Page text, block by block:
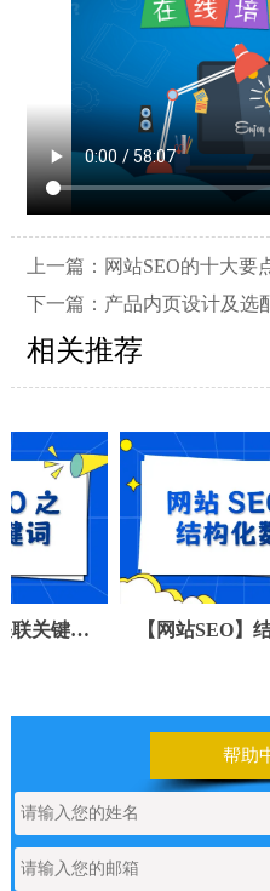
上一篇： 网站SEO的十大要
下一篇： 产品内页设计及选
相关推荐
词 【网站SEO】结构化
帮助